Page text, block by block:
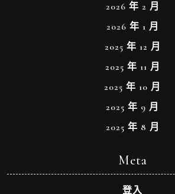
2026 年 2 月
2026 年 1 月
2025 年 12 月
2025 年 11 月
2025 年 10 月
2025 年 9 月
2025 年 8 月
Meta
登入